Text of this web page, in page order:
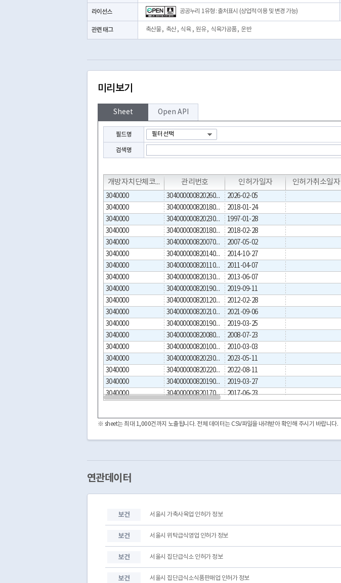
라이선스 공공누리 1유형 : 출처표시 (상업적 이용 및 변경 가능)
관련 태그 축산물, 축산,식육, 원유, 식육가공품, 운반
미리보기
Sheet Open API
필드명
검색명
개방자치단체코드 관리번호 인허가일자 인허가취소일자
T T T
3040000 304000000820260001 2026-02-05
3040000
304000000820180001 2018-01-24
3040000
304000000820230002 1997-01-28
3040000
304000000820180002 2018-02-28
3040000
304000000820070001 2007-05-02
3040000
304000000820140001 2014-10-27
3040000
304000000820110001 2011-04-07
3040000
304000000820130001 2013-06-07
3040000
304000000820190003 2019-09-11
3040000
304000000820120002 2012-02-28
3040000
304000000820210001 2021-09-06
3040000
304000000820190001 2019-03-25
3040000
304000000820080001 2008-07-23
3040000
304000000820100001 2010-03-03
3040000
304000000820230001 2023-05-11
3040000
304000000820220001 2022-08-11
3040000
304000000820190002 2019-03-27
3040000
304000000820170001 2017-06-23
3040000
304000000820120001 2012-02-28
※ sheet는 최대 1,000건까지 노출됩니다. 전체 데이터는 CSV파일을 내려받아 확인해 주시기 바랍니다.
연관데이터
보건 서울시 가축사육업 인허가 정보
보건 서울시 위탁급식영업 인허가 정보
보건 서울시 집단급식소 인허가 정보
보건 서울시 집단급식소식품판매업 인허가 정보